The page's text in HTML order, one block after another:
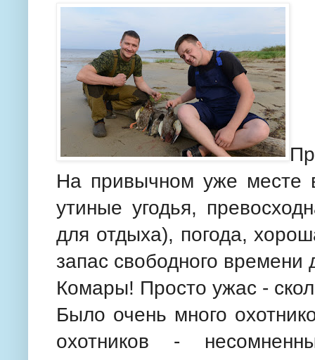
На привычном уже месте
утиные угодья,
для отдыха), погода,
запас свободного времени
Комары! Просто ужас -
Было очень много
охотников -